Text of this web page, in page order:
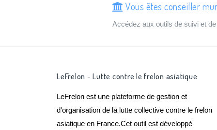
Vous êtes conseiller
Accédez aux outils de suivi et
LeFrelon - Lutte contre le frelon asiatique
LeFrelon est une plateforme de gestion et
d'organisation de la lutte collective contre le frelon
asiatique en France.Cet outil est développé